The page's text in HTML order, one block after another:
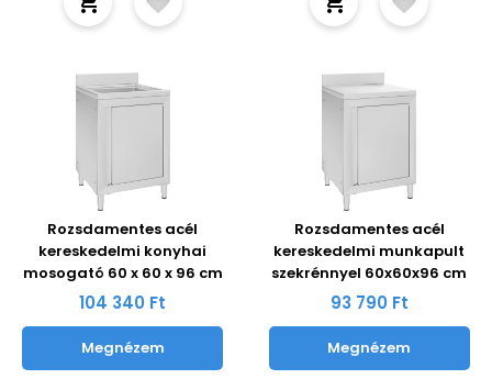
Rozsdamentes acél
kereskedelmi konyhai
mosogató 60 x 60 x 96 cm
104 340 Ft
Megnézem
Rozsdamentes acél
kereskedelmi munkapult
szekrénnyel 60x60x96 cm
93 790 Ft
Megnézem